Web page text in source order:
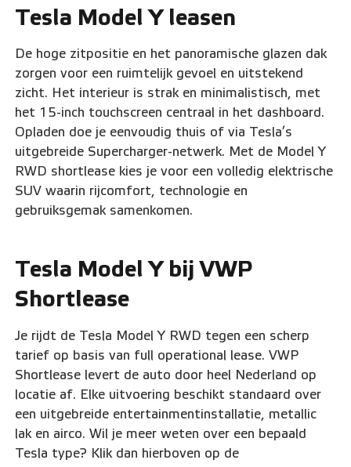
Tesla Model Y leasen
De hoge zitpositie en het panoramische glazen dak
zorgen voor een ruimtelijk gevoel en uitstekend
zicht. Het interieur is strak en minimalistisch, met
het 15-inch touchscreen centraal in het dashboard.
Opladen doe je eenvoudig thuis of via Tesla’s
uitgebreide Supercharger-netwerk. Met de Model Y
RWD shortlease kies je voor een volledig elektrische
SUV waarin rijcomfort, technologie en
gebruiksgemak samenkomen.
Tesla Model Y bij VWP
Shortlease
Je rijdt de Tesla Model Y RWD tegen een scherp
tarief op basis van full operational lease. VWP
Shortlease levert de auto door heel Nederland op
locatie af. Elke uitvoering beschikt standaard over
een uitgebreide entertainmentinstallatie, metallic
lak en airco. Wil je meer weten over een bepaald
Tesla type? Klik dan hierboven op de